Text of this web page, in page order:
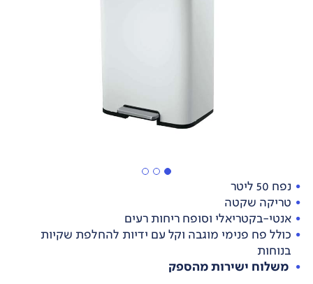
נפח 50 ליטר
טריקה שקטה
אנטי-בקטריאלי וסופח ריחות רעים
כולל פח פנימי מוגבה וקל עם ידיות להחלפת שקיות
בנוחות
משלוח ישירות מהספק